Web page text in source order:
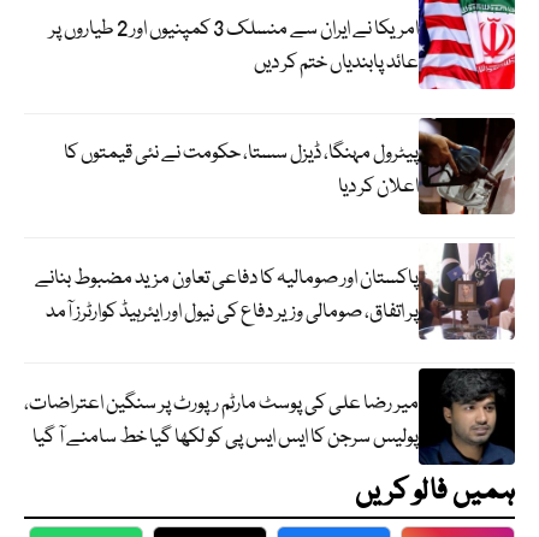
امریکا نے ایران سے منسلک 3 کمپنیوں اور 2 طیاروں پر
عائد پابندیاں ختم کر دیں
پیٹرول مہنگا، ڈیزل سستا، حکومت نے نئی قیمتوں کا
اعلان کر دیا
پاکستان اور صومالیہ کا دفاعی تعاون مزید مضبوط بنانے
پر اتفاق، صومالی وزیر دفاع کی نیول اور ایئرہیڈ کوارٹرز آمد
میر رضا علی کی پوسٹ مارٹم رپورٹ پر سنگین اعتراضات،
پولیس سرجن کا ایس ایس پی کو لکھا گیا خط سامنے آ گیا
ہمیں فالو کریں